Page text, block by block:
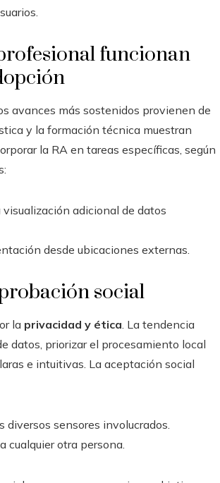
funcionan
avances más sostenidos provienen de
y la formación técnica muestran
la RA en tareas específicas, según
adicional de datos
desde ubicaciones externas.
social
la privacidad y ética . La tendencia
datos, priorizar el procesamiento local
e intuitivas. La aceptación social
sensores involucrados.
cualquier otra persona.